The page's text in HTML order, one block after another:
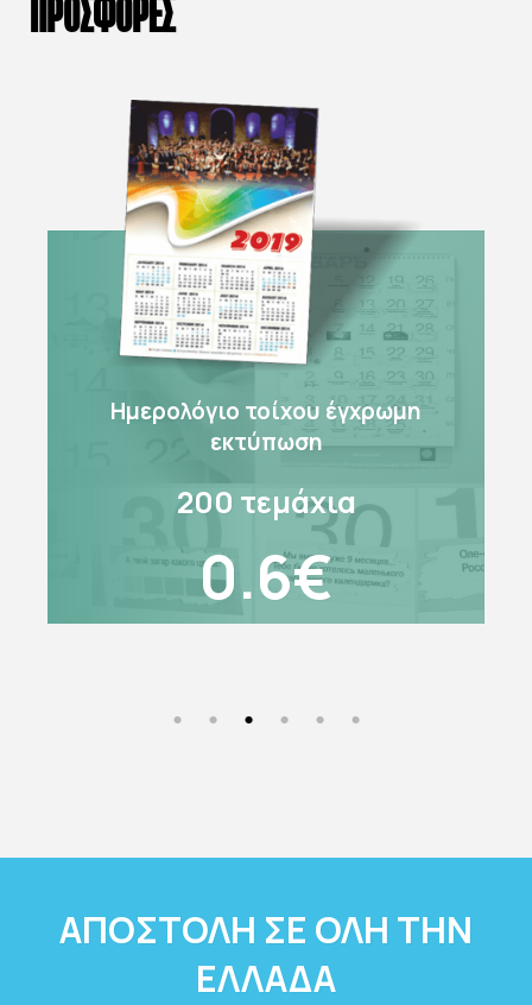
ΠΡΟΣΦΟΡΕΣ
Ημερολόγιο τοίχου έγχρωμη
εκτύπωση
200 τεμάχια
0.6€
ΑΠΟΣΤΟΛΗ ΣΕ ΟΛΗ ΤΗΝ
ΕΛΛΑΔΑ